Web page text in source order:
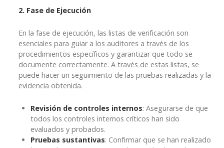
2. Fase de Ejecución
En la fase de ejecución, las listas de verificación son
esenciales para guiar a los auditores a través de los
procedimientos específicos y garantizar que todo se
documente correctamente. A través de estas listas, se
puede hacer un seguimiento de las pruebas realizadas y la
evidencia obtenida.
Revisión de controles internos: Asegurarse de que
todos los controles internos críticos han sido
evaluados y probados.
Pruebas sustantivas: Confirmar que se han realizado